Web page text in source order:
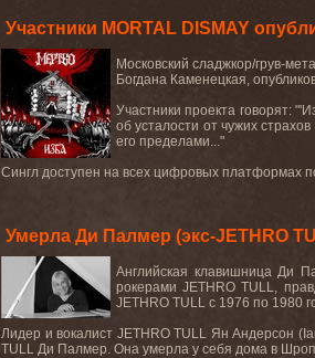
Участники MORTAL DISMAY
Московский сладжкор/грув-
Богдана Каменецкая,
Участники проекта говорят:
об усталости от чужих
его пределами..."
Сингл доступен на всех цифровых платформах
Умерла Ди Палмер (экс-JETHRO
Английская клавишница Ди
рокерами JETHRO TULL,
JETHRO TULL с 1976 по 1980
Лидер и вокалист JETHRO TULL Ян Андерсон
TULL Ди Палмер. Она умерла у себя дома в